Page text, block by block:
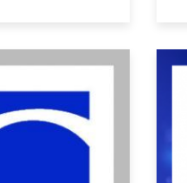
офиса.